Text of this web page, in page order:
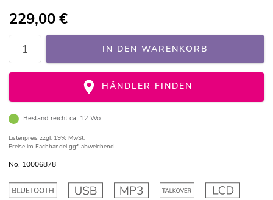
229,00€
IN DEN WARENKORB
HÄNDLER FINDEN
Bestand reicht ca. 12 Wo.
Listenpreis zzgl. 19% MwSt.
Preise im Fachhandel ggf. abweichend.
No. 10006878